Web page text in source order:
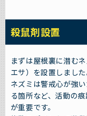
殺鼠剤設置
まずは屋根裏に潜む
エサ）を設置しました
ネズミは警戒心が強
る箇所など、活動の
が重要です。